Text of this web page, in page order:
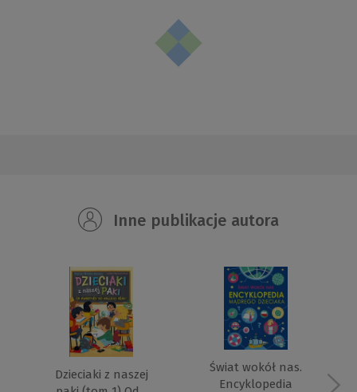
Inne publikacje autora
Dzieciaki z naszej
Świat wokół nas.
Encyklopedia